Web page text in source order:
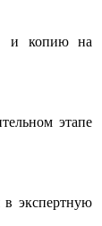
и копию на
этапе
в экспертную